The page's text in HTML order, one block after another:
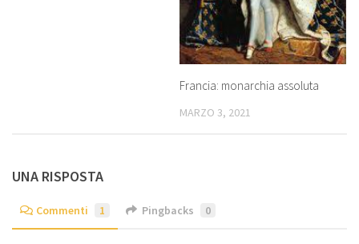
Francia: monarchia assoluta
MARZO 3, 2021
UNA RISPOSTA
Commenti 1 Pingbacks 0